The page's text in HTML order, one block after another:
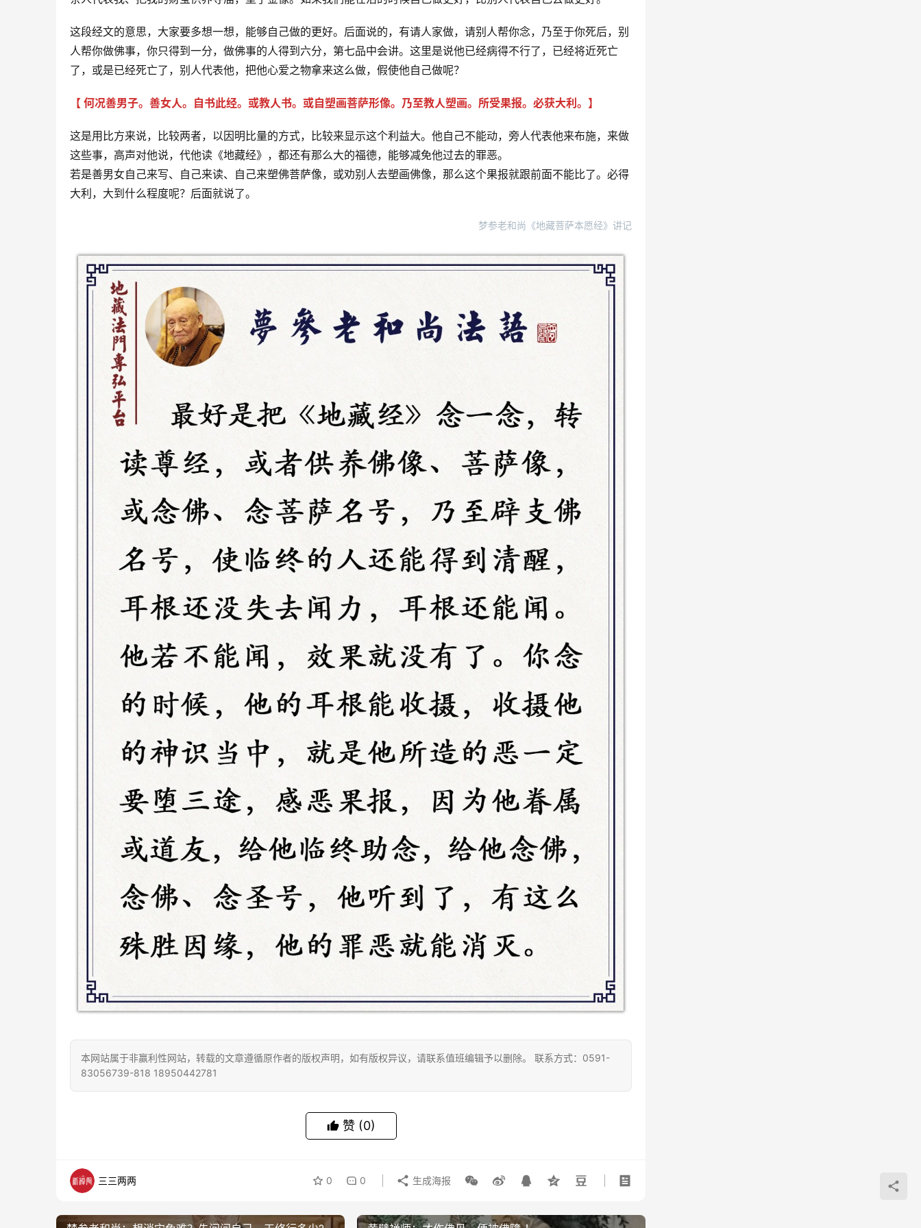
这段经文的意思，大家要多想一想，能够自己做的更好。后面说的，有请人家做，请别人帮你念，乃至于你死后，别
人帮你做佛事，你只得到一分，做佛事的人得到六分，第七品中会讲。这里是说他已经病得不行了，已经将近死亡
了，或是已经死亡了，别人代表他，把他心爱之物拿来这么做，假使他自己做呢？
【 何况善男子。善女人。自书此经。或教人书。或自塑画菩萨形像。乃至教人塑画。所受果报。必获大利。】
这是用比方来说，比较两者，以因明比量的方式，比较来显示这个利益大。他自己不能动，旁人代表他来布施，来做
这些事，高声对他说，代他读《地藏经》，都还有那么大的福德，能够减免他过去的罪恶。
若是善男女自己来写、自己来读、自己来塑佛菩萨像，或劝别人去塑画佛像，那么这个果报就跟前面不能比了。必得
大利，大到什么程度呢？后面就说了。
梦参老和尚《地藏菩萨本愿经》讲记
本网站属于非赢利性网站，转载的文章遵循原作者的版权声明，如有版权异议，请联系值班编辑予以删除。 联系方式：0591-
83056739-818 18950442781
赞 (0)
三三两两 0 0 生成海报